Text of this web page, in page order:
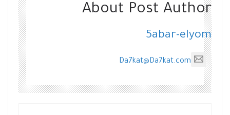
About Post Author
5abar-elyom
Da7kat@Da7kat.com